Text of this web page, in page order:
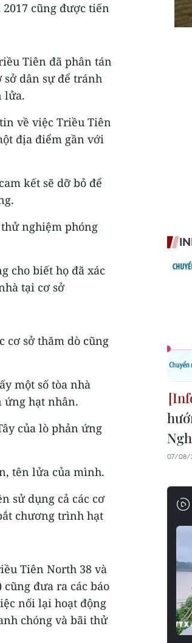
cũng được tiến
Tiên đã phân tán
dân sự để tránh
lửa.
về việc Triều Tiên
địa điểm gần với
kết sẽ dỡ bỏ để
nghiệm phóng
cho biết họ đã xác
tại cơ sở
cơ sở thăm dò cũng
một số tòa nhà
ứng hạt nhân.
của lò phản ứng
tên lửa của mình.
sử dụng cả các cơ
chương trình hạt
Tiên North 38 và
đưa ra các báo
nối lại hoạt động
chóng và bãi thử
07/08/